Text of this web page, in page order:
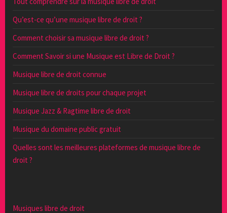
Qu’est-ce qu’une musique libre de droit ?
Comment choisir sa musique libre de droit ?
Comment Savoir si une Musique est Libre de Droit ?
Musique libre de droit connue
Musique libre de droits pour chaque projet
Musique Jazz & Ragtime libre de droit
Musique du domaine public gratuit
Quelles sont les meilleures plateformes de musique libre de
droit ?
Musiques libre de droit